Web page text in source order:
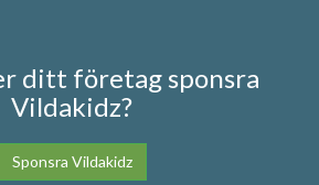
ditt företag sponsra
Vildakidz?
Sponsra Vildakidz